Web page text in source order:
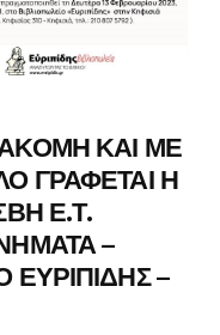
ΚΑΙ ΜΕ
ΓΡΑΦΕΤΑΙ Η
Ε.Τ.
–
ΕΥΡΙΠΙΔΗΣ –